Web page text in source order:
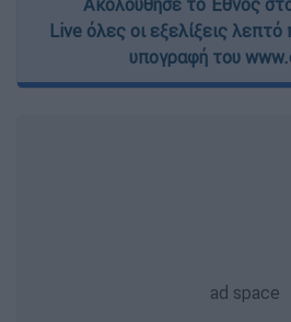
Ακολούθησε το Έθνος
Live όλες οι εξελίξεις
υπογραφή του